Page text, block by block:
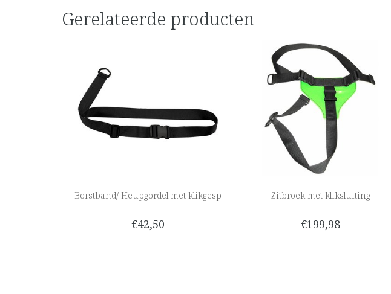
Gerelateerde producten
Borstband/ Heupgordel met klikgesp
€42,50
Zitbroek met kliksluiting
€199,98